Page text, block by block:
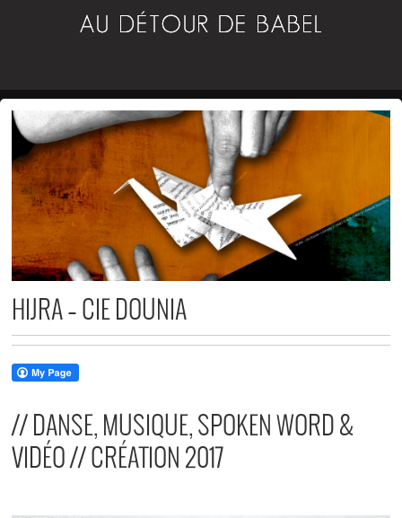
HIJRA – CIE DOUNIA
// DANSE, MUSIQUE, SPOKEN WORD &
VIDÉO // CRÉATION 2017